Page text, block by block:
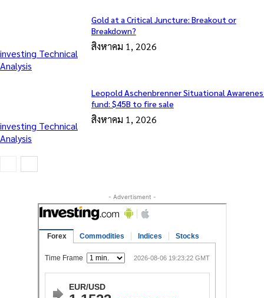
investing Technical
Analysis
Gold at a Critical Juncture: Breakout or
Breakdown?
สิงหาคม 1, 2026
investing Technical
Analysis
Leopold Aschenbrenner Situational
fund: $45B to fire sale
สิงหาคม 1, 2026
- Advertisment -